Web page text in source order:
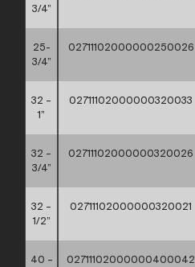
3/4”
25-
3/4”
02711102000000250026
32 –
1”
02711102000000320033
32 –
3/4”
02711102000000320026
32 –
1/2”
02711102000000320021
40 –
02711102000000400042